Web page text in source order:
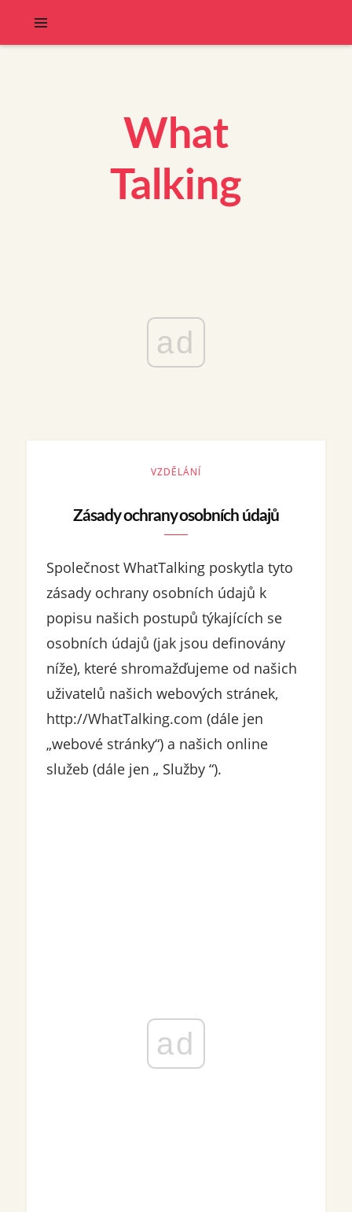
What
Talking
ad
VZDĚLÁNÍ
Zásady ochrany osobních údajů
Společnost WhatTalking poskytla tyto
zásady ochrany osobních údajů k
popisu našich postupů týkajících se
osobních údajů (jak jsou definovány
níže), které shromažďujeme od našich
uživatelů našich webových stránek,
http://WhatTalking.com (dále jen
„webové stránky“) a našich online
služeb (dále jen „ Služby “).
ad